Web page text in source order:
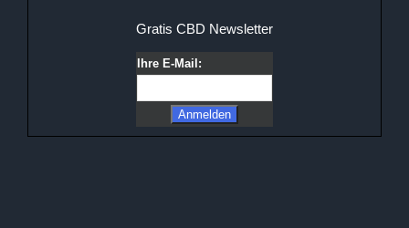
Gratis CBD Newsletter
Ihre E-Mail: